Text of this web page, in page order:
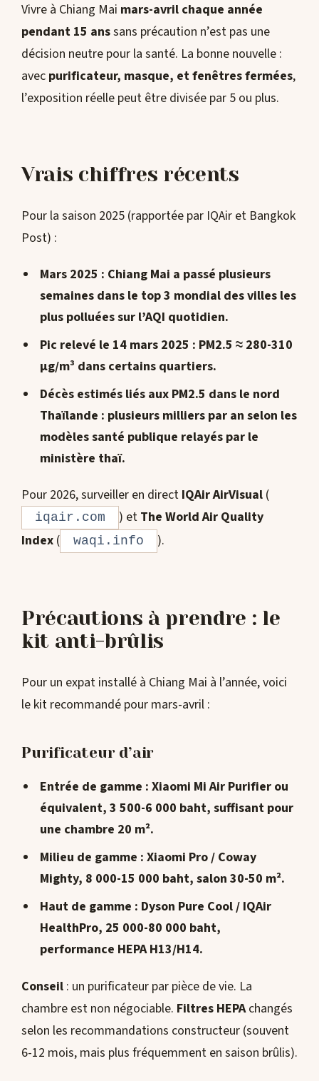
Vivre à Chiang Mai mars-avril chaque année
pendant 15 anssans précaution n’est pas une
décision neutre pour la santé. La bonne nouvelle :
avec purificateur, masque, et fenêtres fermées,
l’exposition réelle peut être divisée par 5 ou plus.
Vrais chiffres récents
Pour la saison 2025 (rapportée par IQAir et Bangkok
Post) :
Mars 2025 : Chiang Mai a passé plusieurs
semaines dans le top 3 mondial des villes les
plus polluéessur l’AQI quotidien.
Pic relevé le 14 mars 2025 : PM2.5 ≈ 280-310
µg/m³ dans certains quartiers.
Décès estimés liés aux PM2.5 dans le nord
Thaïlande : plusieurs milliers par an selon les
modèles santé publique relayés par le
ministère thaï.
Pour 2026, surveiller en direct IQAir AirVisual (
iqair.com ) et The World Air Quality
Index ( waqi.info ).
Précautions à prendre : le
kit anti-brûlis
Pour un expat installé à Chiang Mai à l’année, voici
le kit recommandé pour mars-avril :
Purificateur d’air
Entrée de gamme : Xiaomi Mi Air Purifier ou
équivalent, 3 500-6 000 baht, suffisant pour
une chambre 20 m².
Milieu de gamme : Xiaomi Pro / Coway
Mighty, 8 000-15 000 baht, salon 30-50 m².
Haut de gamme : Dyson Pure Cool / IQAir
HealthPro, 25 000-80 000 baht,
performance HEPA H13/H14.
Conseil : un purificateur par pièce de vie. La
chambre est non négociable. Filtres HEPAchangés
selon les recommandations constructeur (souvent
6-12 mois, mais plus fréquemment en saison brûlis).